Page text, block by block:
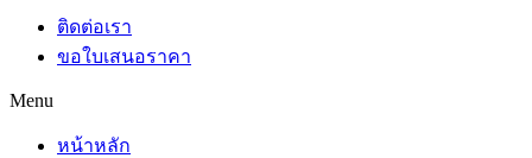
ติดต่อเรา
ขอใบเสนอราคา
Menu
หน้าหลัก